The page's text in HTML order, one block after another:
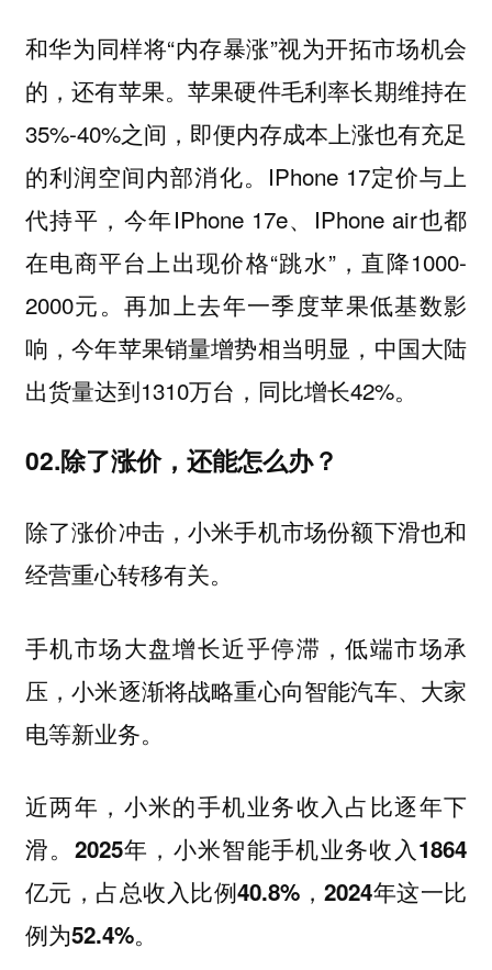
和华为同样将“内存暴涨”视为开拓市场机会
的，还有苹果。苹果硬件毛利率长期维持在
35%-40%之间，即便内存成本上涨也有充足
的利润空间内部消化。IPhone 17定价与上
代持平，今年IPhone 17e、IPhone air也都
在电商平台上出现价格“跳水”，直降1000-
2000元。再加上去年一季度苹果低基数影
响，今年苹果销量增势相当明显，中国大陆
出货量达到1310万台，同比增长42%。
02.除了涨价，还能怎么办？
除了涨价冲击，小米手机市场份额下滑也和
经营重心转移有关。
手机市场大盘增长近乎停滞，低端市场承
压，小米逐渐将战略重心向智能汽车、大家
电等新业务。
近两年，小米的手机业务收入占比逐年下
滑。 2025年，小米智能手机业务收入1864
亿元，占总收入比例40.8%，2024年这一比
例为52.4%。